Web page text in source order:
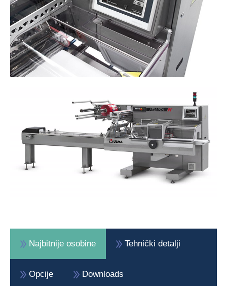
Najbitnije osobine Tehnički detalji
Opcije Downloads